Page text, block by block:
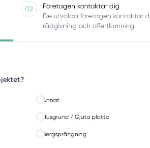
02
Företagen kontaktar dig
De utvalda företagen kontaktar
rådgivning och offertlämning.
Annat
Husgrund / Gjuta platta
Bergsprängning